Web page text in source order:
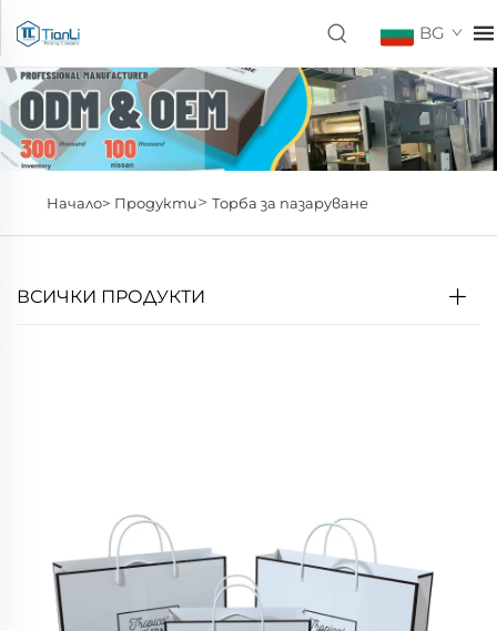
BG
Начало> Продукти> Торба за пазаруване
ВСИЧКИ ПРОДУКТИ